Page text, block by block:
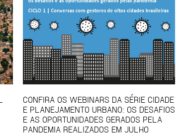
CONFIRA OS WEBINARS DA SÉRIE CIDADE
E PLANEJAMENTO URBANO: OS DESAFIOS
E AS OPORTUNIDADES GERADOS PELA
PANDEMIA REALIZADOS EM JULHO